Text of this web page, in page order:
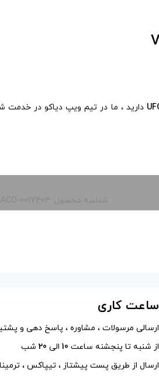
دارید ، ما در تیم ویپ دیاکو در خدمت
شناسه محصول: DIACO-0017404
ساعت کاری
ارسالی مرسولات ، مشاوره ، پاسخ دهی و
از شنبه تا پنجشنه ساعت 10الی 20شب
ارسال از طریق پست پیشتاز ، تیپاکس ،